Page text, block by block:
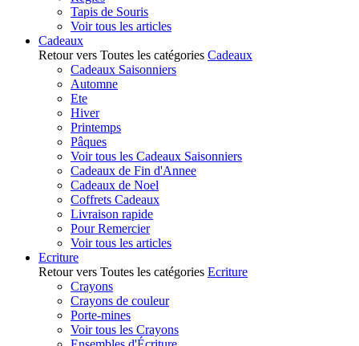
Tapis de Souris
Voir tous les articles
Cadeaux
Retour vers Toutes les catégories Cadeaux
Cadeaux Saisonniers
Automne
Ete
Hiver
Printemps
Pâques
Voir tous les Cadeaux Saisonniers
Cadeaux de Fin d'Annee
Cadeaux de Noel
Coffrets Cadeaux
Livraison rapide
Pour Remercier
Voir tous les articles
Ecriture
Retour vers Toutes les catégories Ecriture
Crayons
Crayons de couleur
Porte-mines
Voir tous les Crayons